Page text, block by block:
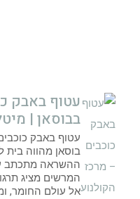
עטוף באבק
בבוסאן |
עטוף באבק
בוסאן מהווה בית
ההשראה מתכתב
המרשים מציג
אל עולם החומר,